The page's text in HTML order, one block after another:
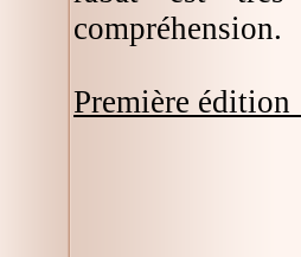
compréhension.
Première édition